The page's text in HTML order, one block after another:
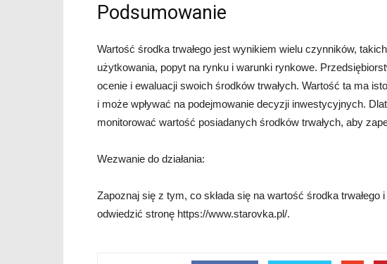
Podsumowanie
Wartość środka trwałego jest wynikiem wielu czynników,
użytkowania, popyt na rynku i warunki rynkowe.
ocenie i ewaluacji swoich środków trwałych. Wartość ta ma
i może wpływać na podejmowanie decyzji inwestycyjnych.
monitorować wartość posiadanych środków trwałych, aby
Wezwanie do działania:
Zapoznaj się z tym, co składa się na wartość środka
odwiedzić stronę https://www.starovka.pl/.